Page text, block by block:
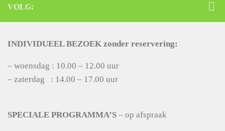
VOLG:
INDIVIDUEEL BEZOEK zonder reservering:
– woensdag : 10.00 – 12.00 uur
– zaterdag : 14.00 – 17.00 uur
SPECIALE PROGRAMMA’S – op afspraak